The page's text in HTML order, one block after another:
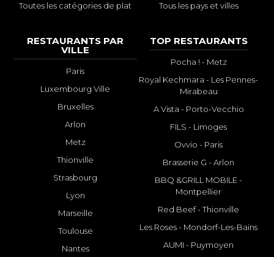
Toutes les catégories de plat
Tous les pays et villes
RESTAURANTS PAR
VILLE
Paris
Luxembourg Ville
Bruxelles
Arlon
Metz
Thionville
Strasbourg
Lyon
Marseille
Toulouse
Nantes
TOP RESTAURANTS
Pocha ! - Metz
Royal Kechmara - Les Pennes-
Mirabeau
A Vista - Porto-Vecchio
FILS - Limoges
Ovvio - Paris
Brasserie G - Arlon
BBQ &GRILL MOBILE -
Montpellier
Red Beef - Thionville
Les Roses - Mondorf-Les-Bains
AUMI - Puymoyen